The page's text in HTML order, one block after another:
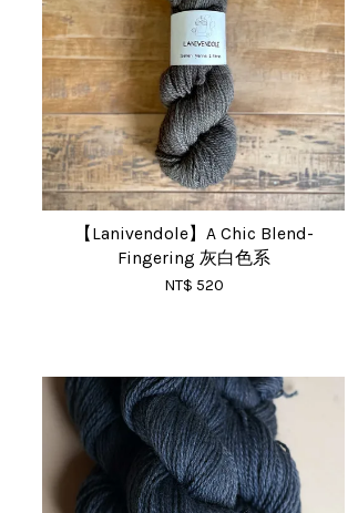
【Lanivendole】A Chic Blend-
Fingering 灰白色系
NT$ 520